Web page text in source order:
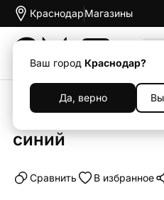
Краснодар
Ваш город Краснодар?
Да, верно
Магазины
Каталог
Чехол-книжка
синий
Cравнить В избранное